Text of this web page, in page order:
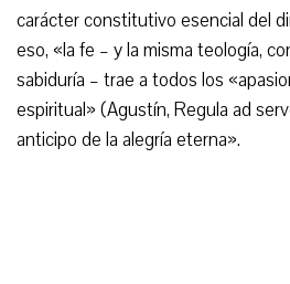
carácter constitutivo esencial del
eso, «la fe – y la misma teología,
sabiduría – trae a todos los
espiritual» (Agustín, Regula ad
anticipo de la alegría eterna».